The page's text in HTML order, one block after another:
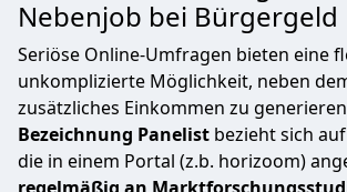
Nebenjob bei Bürgergeld
Seriöse Online-Umfragen bieten eine
unkomplizierte Möglichkeit, neben
zusätzliches Einkommen zu
Bezeichnung Panelist bezieht sich
die in einem Portal (z.b. horizoom)